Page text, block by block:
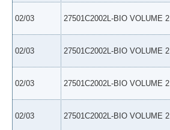
02/03 27501C2002L-BIO VOLUME 2
02/03 27501C2002L-BIO VOLUME 2
02/03 27501C2002L-BIO VOLUME 2
02/03 27501C2002L-BIO VOLUME 2